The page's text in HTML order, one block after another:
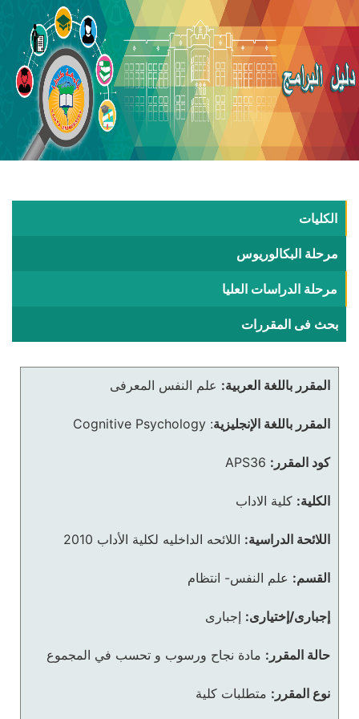
الكليات
مرحلة البكالوريوس
مرحلة الدراسات العليا
بحث فى المقررات
المقرر باللغة العربية: علم النفس المعرفى
المقرر باللغة الإنجليزية:
Cognitive Psychology
كود المقرر: APS36
الكلية: كلية الاداب
اللائحة الدراسية: اللائحه الداخليه لكلية الأداب 2010
القسم: علم النفس- انتظام
إجبارى/إختيارى: إجبارى
حالة المقرر: مادة نجاح ورسوب و تحسب في المجموع
نوع المقرر: متطلبات كلية